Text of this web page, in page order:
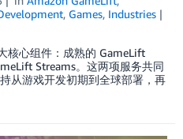
, Games, Industries
核心组件：成熟的 GameLift
Streams。这两项服务共同
从游戏开发初期到全球部署，再